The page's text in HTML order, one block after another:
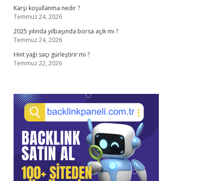
Karşı koşullanma nedir ?
Temmuz 24, 2026
2025 yılında yılbaşında borsa açık mı ?
Temmuz 24, 2026
Hint yağı saçı gürleştirir mi ?
Temmuz 22, 2026